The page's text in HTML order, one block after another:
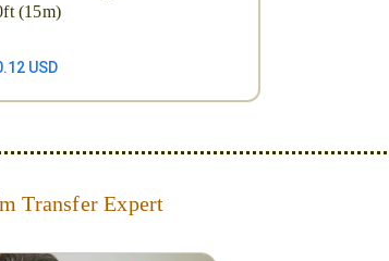
(15m)
USD
Transfer Expert